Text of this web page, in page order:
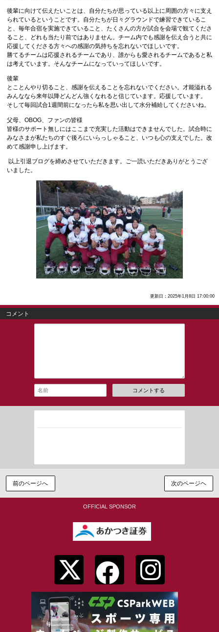
後輩に向けて伝えたいことは、自分たちが思っている以上に周囲の方々に支え
られているということです。自分たちが日々グラウンドで練習できているこ
と、毎年合宿を実施できていること、たくさんの方が試合を会場で観てくださ
ること、どれも当たり前ではありません。チーム内でも感謝を伝え合うと共に
応援してくださる方々への感謝の気持ちを忘れないでほしいです。
勝てるチームは応援されるチームであり、誰からも愛されるチームであると私
は考えています。そんなチームになっていってほしいです。
後輩
とことんやり切ること、感謝を伝えることを忘れないでください。才能溢れる
みんななら来年以降どんどん強くなれると信じています。応援しています。
そして毎回試合1週間前になったら私を思い出して水分補給してくださいね。
父母、OBOG、ファンの皆様
皆様のサポート無しにはここまで充実した活動はできませんでした。試合時に
みなさまが私たちのすぐ後ろにいらっしゃること、いつも心の支えでした。改
めて感謝申し上げます。
以上引退ブログを締めさせていただきます。ご一読いただきありがとうござ
いました。
更新日：2025年1月8日 17:00:00
コメント
コメントする
前のページへ 次のページヘ
OFFICIAL SPONSOR